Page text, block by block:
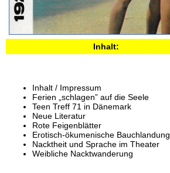
Inhalt:
Inhalt / Impressum
Ferien „schlagen” auf die Seele
Teen Treff 71 in Dänemark
Neue Literatur
Rote Feigenblätter
Erotisch-ökumenische Bauchlandung
Nacktheit und Sprache im Theater
Weibliche Nacktwanderung